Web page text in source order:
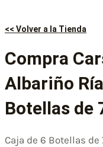
<< Volver a la Tienda
Compra
Albariño
Botellas de
Caja de 6 Botellas de